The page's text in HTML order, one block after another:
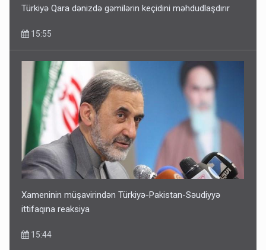
Türkiyə Qara dənizdə gəmilərin keçidini məhdudlaşdırır
15:55
Xameninin müşavirindən Türkiyə-Pakistan-Səudiyyə
ittifaqına reaksiya
15:44